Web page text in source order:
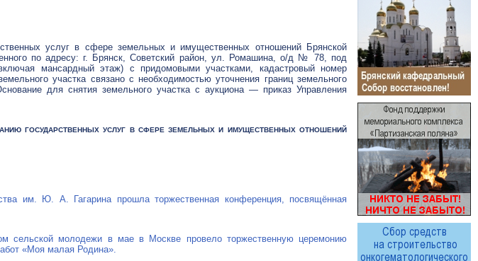
услуг в сфере земельных и имущественных отношений Брянской
по адресу: г. Брянск, Советский район, ул. Ромашина,о/д № 78, под
мансардный этаж) с придомовыми участками, кадастровый номер
участка связано с необходимостью уточнения границ земельного
для снятия земельного участка с аукциона — приказ Управления
ГОСУДАРСТВЕННЫХ УСЛУГ В СФЕРЕ ЗЕМЕЛЬНЫХ И ИМУЩЕСТВЕННЫХ ОТНОШЕНИЙ
им. Ю. А. Гагарина прошла торжественная конференция, посвящённая
сельской молодежи в мае в Москве провело торжественную церемонию
«Моя малая Родина».